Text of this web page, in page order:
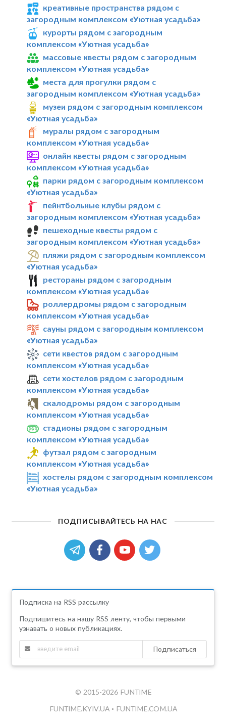
креативные пространства рядом с
загородным комплексом «Уютная усадьба»
курорты рядом с загородным
комплексом «Уютная усадьба»
массовые квесты рядом с загородным
комплексом «Уютная усадьба»
места для прогулки рядом с
загородным комплексом «Уютная усадьба»
музеи рядом с загородным комплексом
«Уютная усадьба»
муралы рядом с загородным
комплексом «Уютная усадьба»
онлайн квесты рядом с загородным
комплексом «Уютная усадьба»
парки рядом с загородным комплексом
«Уютная усадьба»
пейнтбольные клубы рядом с
загородным комплексом «Уютная усадьба»
пешеходные квесты рядом с
загородным комплексом «Уютная усадьба»
пляжи рядом с загородным комплексом
«Уютная усадьба»
рестораны рядом с загородным
комплексом «Уютная усадьба»
роллердромы рядом с загородным
комплексом «Уютная усадьба»
сауны рядом с загородным комплексом
«Уютная усадьба»
сети квестов рядом с загородным
комплексом «Уютная усадьба»
сети хостелов рядом с загородным
комплексом «Уютная усадьба»
скалодромы рядом с загородным
комплексом «Уютная усадьба»
стадионы рядом с загородным
комплексом «Уютная усадьба»
футзал рядом с загородным
комплексом «Уютная усадьба»
хостелы рядом с загородным комплексом
«Уютная усадьба»
ПОДПИСЫВАЙТЕСЬ НА НАС
Подписка на RSS рассылку
Подпишитесь на нашу RSS ленту, чтобы первыми
узнавать о новых публикациях.
Подписаться
© 2015-2026 FUNTIME
FUNTIME.KYIV.UA • FUNTIME.COM.UA